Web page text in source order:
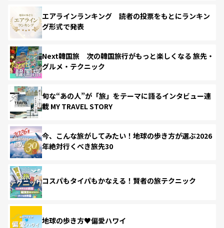
エアラインランキング 読者の投票をもとにランキン
グ形式で発表
Next韓国旅 次の韓国旅行がもっと楽しくなる 旅先・
グルメ・テクニック
旬な“あの人”が「旅」をテーマに語るインタビュー連
載 MY TRAVEL STORY
今、こんな旅がしてみたい！地球の歩き方が選ぶ2026
年絶対行くべき旅先30
コスパもタイパもかなえる！賢者の旅テクニック
地球の歩き方♥偏愛ハワイ